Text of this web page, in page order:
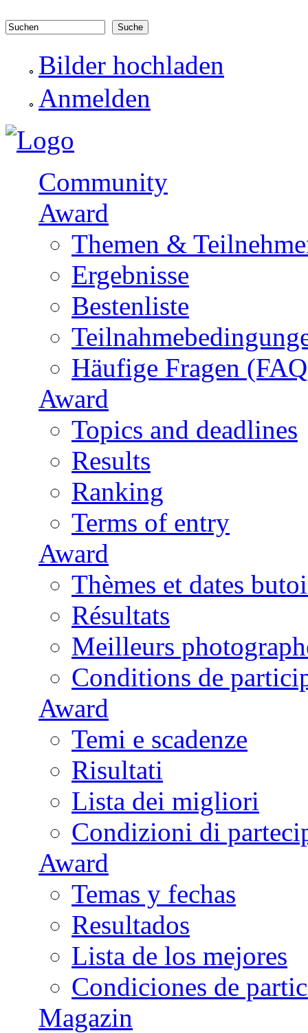
Suchformular
Bilder hochladen
Anmelden
Community
Award
Themen &
Ergebnisse
Bestenliste
Häufige Fragen
Award
Topics and deadlines
Results
Ranking
Terms of entry
Award
Thèmes et dates
Résultats
Meilleurs
Conditions de
Award
Temi e scadenze
Risultati
Lista dei migliori
Condizioni di
Award
Temas y fechas
Resultados
Lista de los mejores
Condiciones de
Magazin